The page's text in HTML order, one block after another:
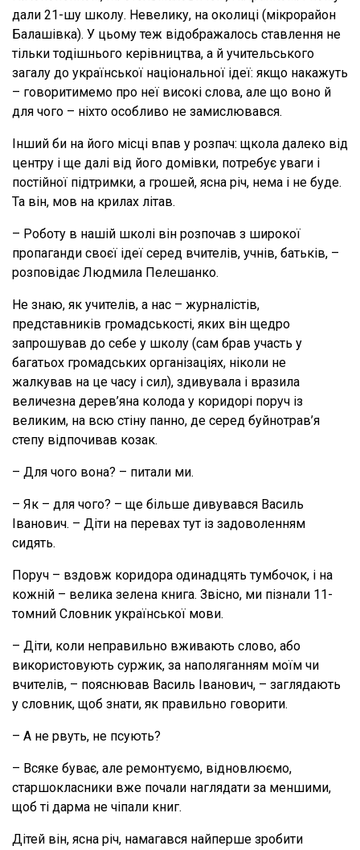
дали 21-шу школу. Невелику, на околиці (мікрорайон
Балашівка). У цьому теж відображалось ставлення не
тільки тодішнього керівництва, а й учительського
загалу до української національної ідеї: якщо накажуть
– говоритимемо про неї високі слова, але що воно й
для чого – ніхто особливо не замислювався.
Інший би на його місці впав у розпач: щкола далеко від
центру і ще далі від його домівки, потребує уваги і
постійної підтримки, а грошей, ясна річ, нема і не буде.
Та він, мов на крилах літав.
– Роботу в нашій школі він розпочав з широкої
пропаганди своєї ідеї серед вчителів, учнів, батьків, –
розповідає Людмила Пелешанко.
Не знаю, як учителів, а нас – журналістів,
представників громадськості, яких він щедро
запрошував до себе у школу (сам брав участь у
багатьох громадських організаціях, ніколи не
жалкував на це часу і сил), здивувала і вразила
величезна дерев’яна колода у коридорі поруч із
великим, на всю стіну панно, де серед буйнотрав’я
степу відпочивав козак.
– Для чого вона? – питали ми.
– Як – для чого? – ще більше дивувався Василь
Іванович. – Діти на перевах тут із задоволенням
сидять.
Поруч – вздовж коридора одинадцять тумбочок, і на
кожній – велика зелена книга. Звісно, ми пізнали 11-
томний Словник української мови.
– Діти, коли неправильно вживають слово, або
використовують суржик, за наполяганням моїм чи
вчителів, – пояснював Василь Іванович, – заглядають
у словник, щоб знати, як правильно говорити.
– А не рвуть, не псують?
– Всяке буває, але ремонтуємо, відновлюємо,
старшокласники вже почали наглядати за меншими,
щоб ті дарма не чіпали книг.
Дітей він, ясна річ, намагався найперше зробити